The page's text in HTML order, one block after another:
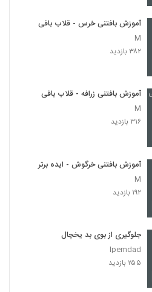
آموزش بافتنی خرس - قلاب بافی
M
۳۸۲ بازدید
آموزش بافتنی زرافه - قلاب بافی
M
۳۱۶ بازدید
آموزش بافتنی خرگوش - ایده برتر
M
۱۹۲ بازدید
جلوگیری از بوی بد یخچال
Ipemdad
۲۵۵ بازدید